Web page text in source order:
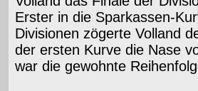
Erster in die Sparkassen-
Divisionen zögerte Volland
der ersten Kurve die Nase
war die gewohnte